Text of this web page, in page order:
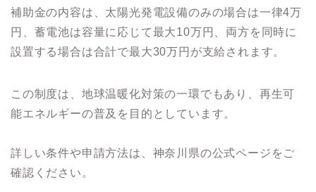
補助金の内容は、太陽光発電設備のみの場合は一律4万
円、蓄電池は容量に応じて最大10万円、両方を同時に
設置する場合は合計で最大30万円が支給されます。
この制度は、地球温暖化対策の一環でもあり、再生可
能エネルギーの普及を目的としています。
詳しい条件や申請方法は、神奈川県の公式ページをご
確認ください。